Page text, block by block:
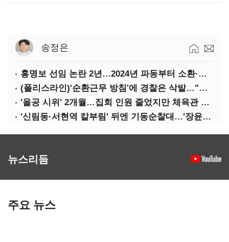
송정은
홍명보 선임 논란 2년…2024년 파동부터 소환·압색까지
(폴리스라인)'순환근무 방침'에 경찰은 삭발…"베테랑·수사력 보강 먼저"
'올공 시위' 2개월…집회 인원 줄었지만 체육관 봉쇄 계속
'신림동·서현역 칼부림' 뒤엔 기동순찰대…'장윤기 은폐·조작' 후엔 내부비리수사대
뉴스리듬
주요 뉴스